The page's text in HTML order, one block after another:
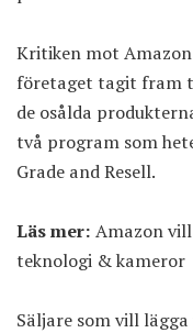
Kritiken mot
företaget tagit fram
de osålda
två program som
Grade and Resell.
Läs mer: Amazon
teknologi & kameror
Säljare som vill